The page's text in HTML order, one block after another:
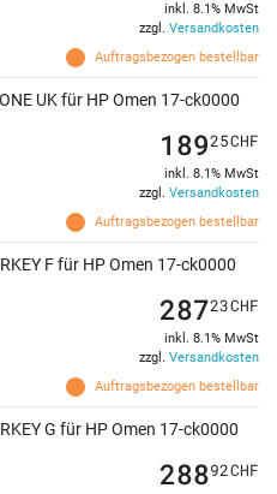
Auftragsbezogen bestellbar
inkl. 8.1% MwSt
zzgl. Versandkosten
UK für HP Omen 17-ck0000
Auftragsbezogen bestellbar
18925CHF
inkl. 8.1% MwSt
zzgl. Versandkosten
F für HP Omen 17-ck0000
Auftragsbezogen bestellbar
28723CHF
inkl. 8.1% MwSt
zzgl. Versandkosten
G für HP Omen 17-ck0000
28892CHF